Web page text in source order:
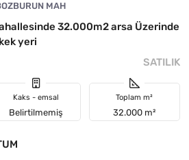
MAH
32.000m2 arsa Üzerinde
yeri
SATILIK
Kaks - emsal
Belirtilmemiş
Toplam m²
32.000 m²